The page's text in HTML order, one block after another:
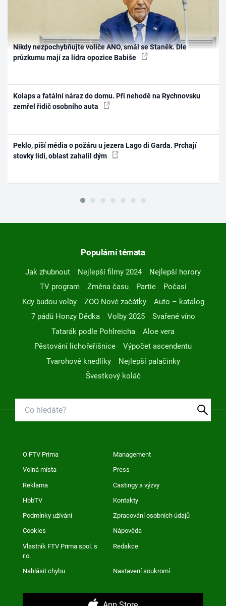
Nikdy nezpochybňujte voliče ANO, smál se Staněk. Dle
průzkumu mají za lídra opozice Babiše
Kolaps a fatální náraz do domu. Při nehodě na Rychnovsku
zemřel řidič osobního auta
Peklo, píší média o požáru u jezera Lago di Garda. Prchají
stovky lidí, oblast zahalil dým
Populární témata
Jak zhubnout Nejlepší filmy 2024
Nejlepší horory
TV program
Změna času Partie
Počasí
Kdy budou volby
ZOO Nové začátky
Auto – katalog
7 pádů Honzy Dědka
Volby 2025
Svařené víno
Tatarák podle Pohlreicha
Aloe vera
Pěstování lichořeřišnice
Výpočet ascendentu
Tvarohové knedlíky
Nejlepší palačinky
Švestkový koláč
O FTV Prima Management
Volná místa Press
Reklama Castingy a výzvy
HbbTV Kontakty
Podmínky užívání Zpracování osobních údajů
Cookies Nápověda
Vlastník FTV Prima spol. s
r.o.
Redakce
Nahlásit chybu Nastavení soukromí